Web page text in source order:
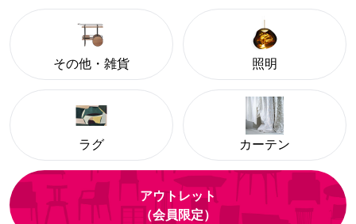
その他・雑貨 照明
ラグ カーテン
アウトレット
（会員限定）